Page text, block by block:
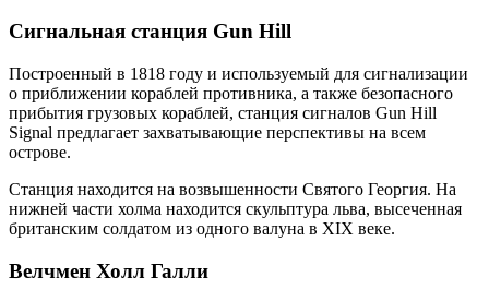
Сигнальная станция Gun Hill
Построенный в 1818 году и используемый для сигнализации
о приближении кораблей противника, а также безопасного
прибытия грузовых кораблей, станция сигналов Gun Hill
Signal предлагает захватывающие перспективы на всем
острове.
Станция находится на возвышенности Святого Георгия. На
нижней части холма находится скульптура льва, высеченная
британским солдатом из одного валуна в XIX веке.
Велчмен Холл Галли